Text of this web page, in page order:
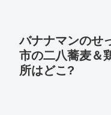
バナナマンのせ
市の二八蕎麦＆
所はどこ?